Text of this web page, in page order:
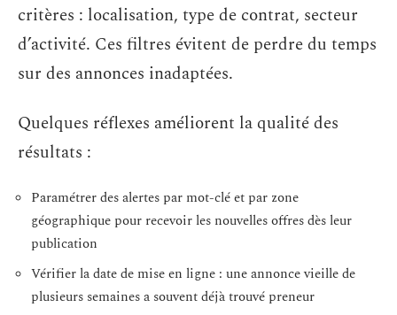
critères : localisation, type de contrat, secteur
d’activité. Ces filtres évitent de perdre du temps
sur des annonces inadaptées.
Quelques réflexes améliorent la qualité des
résultats :
Paramétrer des alertes par mot-clé et par zone
géographique pour recevoir les nouvelles offres dès leur
publication
Vérifier la date de mise en ligne : une annonce vieille de
plusieurs semaines a souvent déjà trouvé preneur